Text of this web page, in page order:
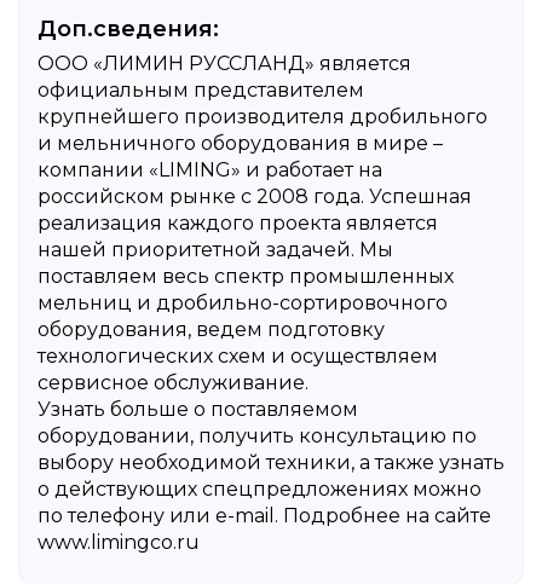
Детали объявления
Доп.сведения:
ООО «ЛИМИН РУССЛАНД» является
официальным представителем
крупнейшего производителя дробильного
и мельничного оборудования в мире –
компании «LIMING» и работает на
российском рынке с 2008 года. Успешная
реализация каждого проекта является
нашей приоритетной задачей. Мы
поставляем весь спектр промышленных
мельниц и дробильно-сортировочного
оборудования, ведем подготовку
технологических схем и осуществляем
сервисное обслуживание.
Узнать больше о поставляемом
оборудовании, получить консультацию по
выбору необходимой техники, а также узнать
о действующих спецпредложениях можно
по телефону или e-mail. Подробнее на сайте
www.limingco.ru